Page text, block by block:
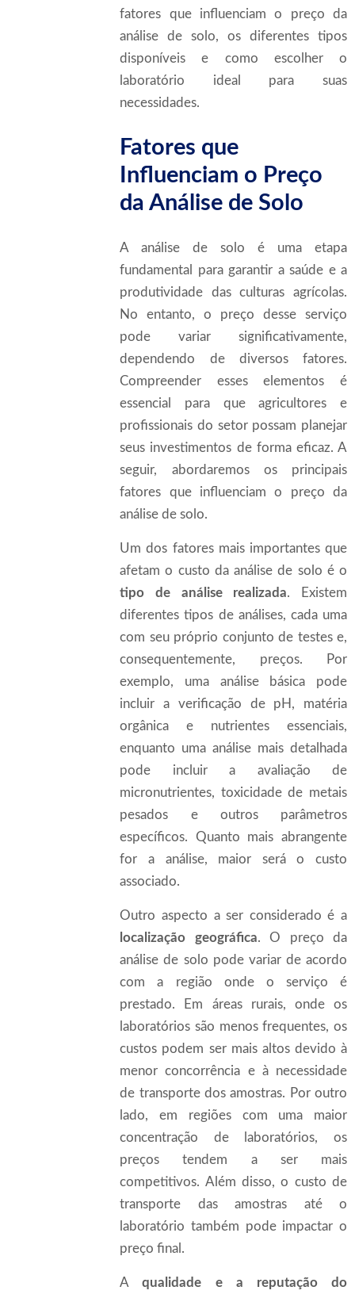
fatores que influenciam o preço da
análise de solo, os diferentes tipos
disponíveis e como escolher o
laboratório ideal para suas
necessidades.
Fatores que
Influenciam o Preço
da Análise de Solo
A análise de solo é uma etapa
fundamental para garantir a saúde e a
produtividade das culturas agrícolas.
No entanto, o preço desse serviço
pode variar significativamente,
dependendo de diversos fatores.
Compreender esses elementos é
essencial para que agricultores e
profissionais do setor possam planejar
seus investimentos de forma eficaz. A
seguir, abordaremos os principais
fatores que influenciam o preço da
análise de solo.
Um dos fatores mais importantes que
afetam o custo da análise de solo é o
tipo de análise realizada. Existem
diferentes tipos de análises, cada uma
com seu próprio conjunto de testes e,
consequentemente, preços. Por
exemplo, uma análise básica pode
incluir a verificação de pH, matéria
orgânica e nutrientes essenciais,
enquanto uma análise mais detalhada
pode incluir a avaliação de
micronutrientes, toxicidade de metais
pesados e outros parâmetros
específicos. Quanto mais abrangente
for a análise, maior será o custo
associado.
Outro aspecto a ser considerado é a
localização geográfica. O preço da
análise de solo pode variar de acordo
com a região onde o serviço é
prestado. Em áreas rurais, onde os
laboratórios são menos frequentes, os
custos podem ser mais altos devido à
menor concorrência e à necessidade
de transporte dos amostras. Por outro
lado, em regiões com uma maior
concentração de laboratórios, os
preços tendem a ser mais
competitivos. Além disso, o custo de
transporte das amostras até o
laboratório também pode impactar o
preço final.
Aqualidade e a reputação do